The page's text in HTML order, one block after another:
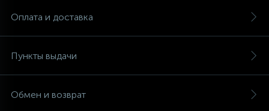
Оплата и доставка
Пункты выдачи
Обмен и возврат